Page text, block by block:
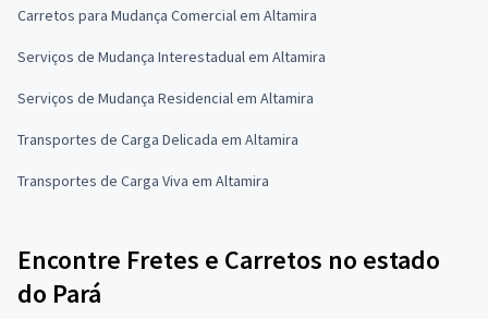
Carretos para Mudança Comercial em Altamira
Serviços de Mudança Interestadual em Altamira
Serviços de Mudança Residencial em Altamira
Transportes de Carga Delicada em Altamira
Transportes de Carga Viva em Altamira
Encontre Fretes e Carretos no estado
do Pará